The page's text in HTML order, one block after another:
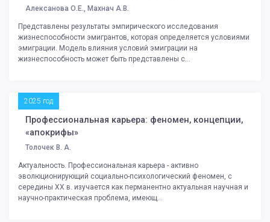
Алексанова О.Е., Махнач А.В.
Представлены результаты эмпирического исследования
жизнеспособности эмигрантов, которая определяется условиями
эмиграции. Модель влияния условий эмиграции на
жизнеспособность может быть представлены с...
2025 год
Профессиональная карьера: феномен, концепции,
«апокрифы»
Толочек В. А.
Актуальность. Профессиональная карьера - активно
эволюционирующий социально-психологический феномен, с
середины ХХ в. изучается как перманентно актуальная научная и
научно-практическая проблема, имеющ...